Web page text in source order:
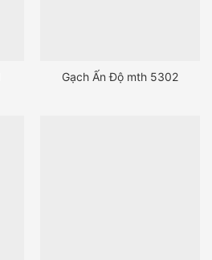
Gạch Ấn Độ mth 5302